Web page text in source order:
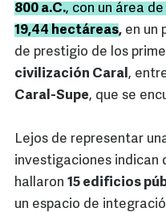
800 a.C., con un área
19,44 hectáreas, en un
de prestigio de los
civilización Caral ,
Caral-Supe, que se
Lejos de representar
investigaciones indican
hallaron 15 edificios
un espacio de